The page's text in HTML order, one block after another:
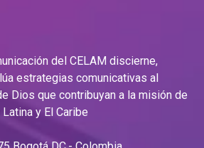
del CELAM discierne,
estrategias comunicativas al
Dios que contribuyan a la misión de
y El Caribe